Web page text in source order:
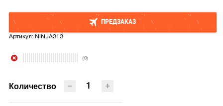
ПРЕДЗАКАЗ
Артикул:NINJA313
(0)
Количество +
−